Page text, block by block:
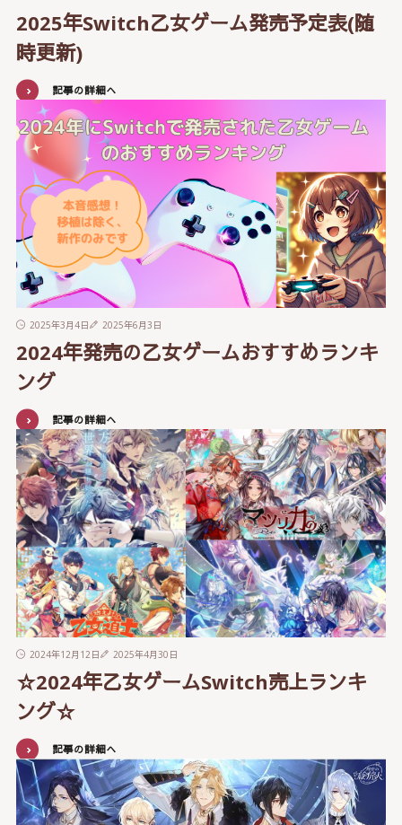
2025年Switch乙女ゲーム発売予定表(随
時更新)
記事の詳細へ
2025年3月4日 2025年6月3日
2024年発売の乙女ゲームおすすめランキ
ング
記事の詳細へ
2024年12月12日 2025年4月30日
☆2024年乙女ゲームSwitch売上ランキ
ング☆
記事の詳細へ